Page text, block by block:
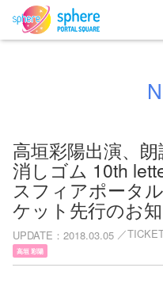
高垣彩陽出演、
消しゴム 10th
スフィアポータ
ケット先行のお
UPDATE 2018.03.05
高垣 彩陽